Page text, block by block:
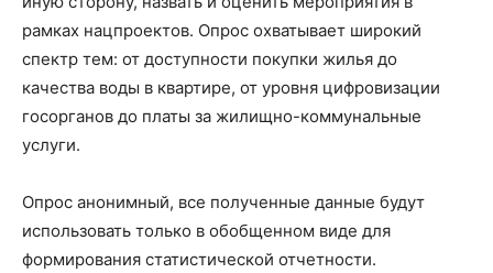
рамках нацпроектов. Опрос охватывает широкий
спектр тем: от доступности покупки жилья до
качества воды в квартире, от уровня цифровизации
госорганов до платы за жилищно-коммунальные
услуги.
Опрос анонимный, все полученные данные будут
использовать только в обобщенном виде для
формирования статистической отчетности.